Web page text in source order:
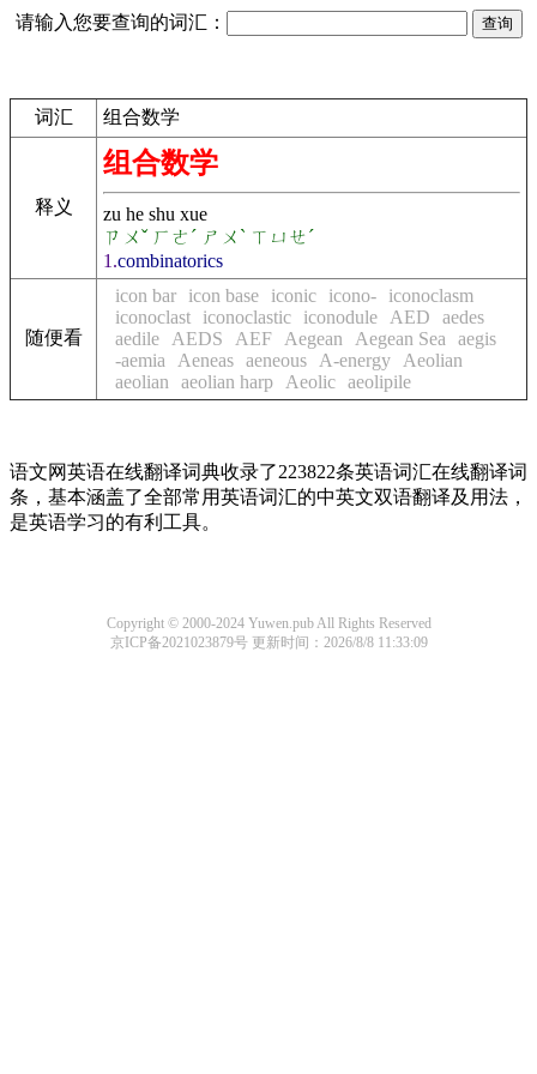
请输入您要查询的词汇：
词汇 组合数学
释义
组合数学
zu he shu xue
ㄗㄨˇ ㄏㄜˊ ㄕㄨˋ ㄒㄩㄝˊ
1.combinatorics
随便看
icon bar icon base iconic icono-
iconoclasm
iconoclast
iconoclastic iconodule AED
aedes
aedile
AEDS AEF Aegean Aegean Sea
aegis
-aemia
Aeneas aeneous A-energy
Aeolian
aeolian
aeolian harp Aeolic aeolipile
语文网英语在线翻译词典收录了223822条英语词汇在线翻译词
条，基本涵盖了全部常用英语词汇的中英文双语翻译及用法，
是英语学习的有利工具。
Copyright © 2000-2024 Yuwen.pub All Rights Reserved
京ICP备2021023879号更新时间：2026/8/8 11:33:09